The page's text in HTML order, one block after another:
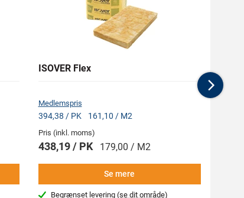
ISOVER Flex
Medlemspris
394,38 / PK 161,10 / M2
Pris (inkl. moms)
438,19 / PK 179,00 / M2
Se mere
Begrænset levering (se dit område)